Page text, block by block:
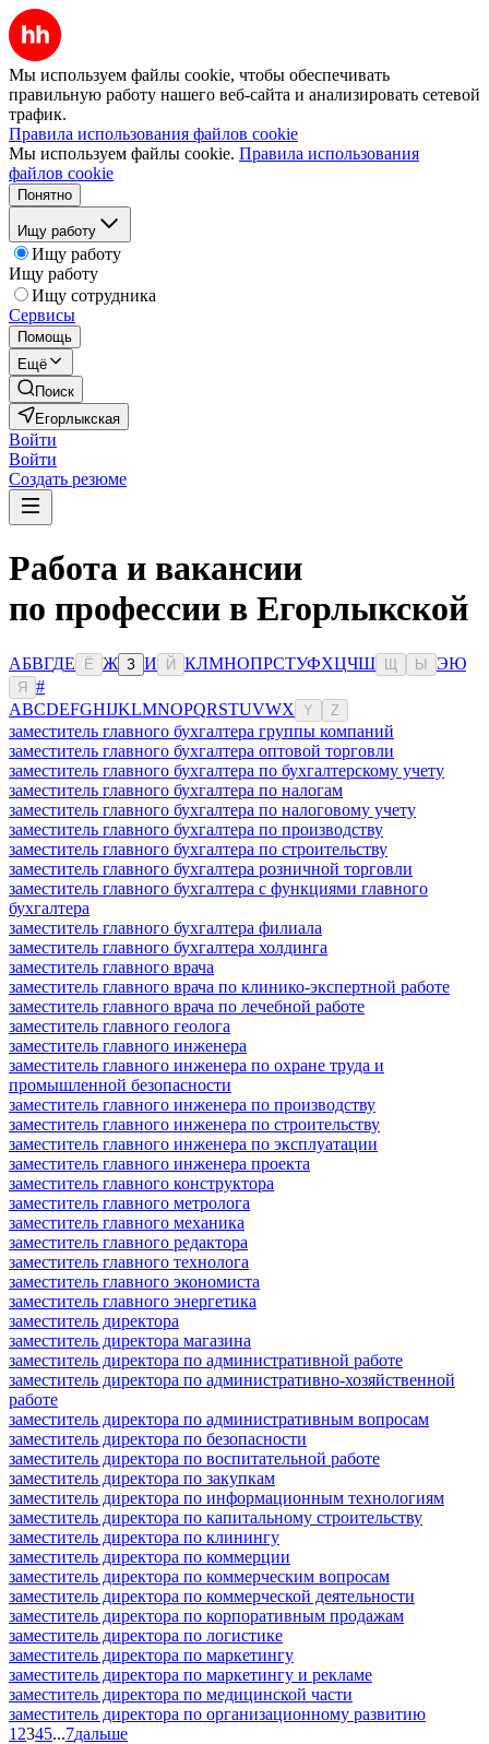
Мы используем файлы cookie, чтобы обеспечивать
правильную работу нашего веб-сайта и анализировать сетевой
трафик.
Правила использования файлов cookie
Мы используем файлы cookie. Правила использования
файлов cookie
Понятно
Ищу работу
Ищу работу
Ищу работу
Ищу сотрудника
Сервисы
Помощь
Ещё
Поиск
Егорлыкская
Войти
Войти
Создать резюме
Работа и вакансии
по профессии в Егорлыкской
АБВГДЕ Ё Ж З И Й КЛМНОПРСТУФХЦЧШ Ы ЭЮ
Я
#
ABCDEFGHIJKLMNOPQRSTUVWX Y Z
заместитель главного бухгалтера группы компаний
заместитель главного бухгалтера оптовой торговли
заместитель главного бухгалтера по бухгалтерскому учету
заместитель главного бухгалтера по налогам
заместитель главного бухгалтера по налоговому учету
заместитель главного бухгалтера по производству
заместитель главного бухгалтера по строительству
заместитель главного бухгалтера розничной торговли
заместитель главного бухгалтера с функциями главного
бухгалтера
заместитель главного бухгалтера филиала
заместитель главного бухгалтера холдинга
заместитель главного врача
заместитель главного врача по клинико-экспертной работе
заместитель главного врача по лечебной работе
заместитель главного геолога
заместитель главного инженера
заместитель главного инженера по охране труда и
промышленной безопасности
заместитель главного инженера по производству
заместитель главного инженера по строительству
заместитель главного инженера по эксплуатации
заместитель главного инженера проекта
заместитель главного конструктора
заместитель главного метролога
заместитель главного механика
заместитель главного редактора
заместитель главного технолога
заместитель главного экономиста
заместитель главного энергетика
заместитель директора
заместитель директора магазина
заместитель директора по административной работе
заместитель директора по административно-хозяйственной
работе
заместитель директора по административным вопросам
заместитель директора по безопасности
заместитель директора по воспитательной работе
заместитель директора по закупкам
заместитель директора по информационным технологиям
заместитель директора по капитальному строительству
заместитель директора по клинингу
заместитель директора по коммерции
заместитель директора по коммерческим вопросам
заместитель директора по коммерческой деятельности
заместитель директора по корпоративным продажам
заместитель директора по логистике
заместитель директора по маркетингу
заместитель директора по маркетингу и рекламе
заместитель директора по медицинской части
заместитель директора по организационному развитию
1 2345...7дальше